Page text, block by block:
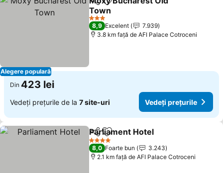
Alegere populară
DistribuițiAdăugaţi la favorite
Town
3 Stele
8,9 Excelent
7.939
3.8 km faţă de AFI Palace Cotroceni
Din 423 lei
Vedeți prețurile de la 7 site-uri Vedeți prețurile
DistribuițiAdăugaţi la favorite
Parliament Hotel
4 Stele
8,0 Foarte bun
3.243
2.1 km faţă de AFI Palace Cotroceni